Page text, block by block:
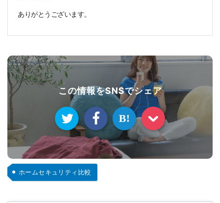
ありがとうございます。
この情報をSNSでシェア
B!
ホームセキュリティ比較